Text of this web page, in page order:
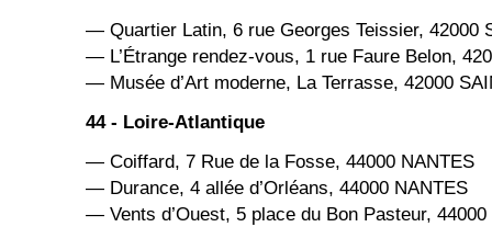
— Quartier Latin, 6 rue Georges Teissier, 42000
— L’Étrange rendez-vous, 1 rue Faure Belon,
— Musée d’Art moderne, La Terrasse, 42000
44 - Loire-Atlantique
— Coiffard, 7 Rue de la Fosse, 44000 NANTES
— Durance, 4 allée d’Orléans, 44000 NANTES
— Vents d’Ouest, 5 place du Bon Pasteur, 44000